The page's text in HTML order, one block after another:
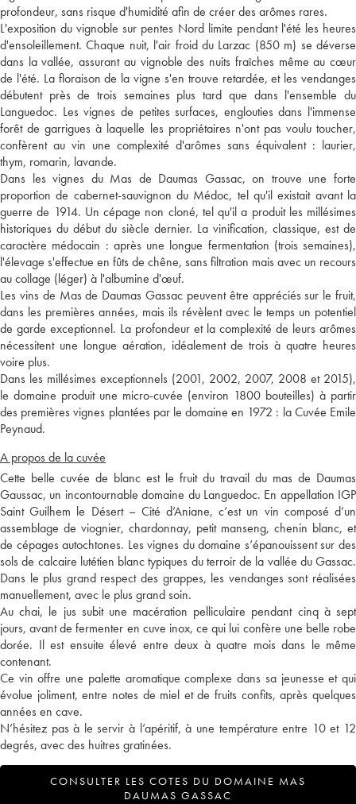
profondeur, sans risque d'humidité afin de créer des arômes rares.
L'exposition du vignoble sur pentes Nord limite pendant l'été les heures
d'ensoleillement. Chaque nuit, l'air froid du Larzac (850 m) se déverse
dans la vallée, assurant au vignoble des nuits fraîches même au cœur
de l'été. La floraison de la vigne s'en trouve retardée, et les vendanges
débutent près de trois semaines plus tard que dans l'ensemble du
Languedoc. Les vignes de petites surfaces, englouties dans l'immense
forêt de garrigues à laquelle les propriétaires n'ont pas voulu toucher,
confèrent au vin une complexité d'arômes sans équivalent : laurier,
thym, romarin, lavande.
Dans les vignes du Mas de Daumas Gassac, on trouve une forte
proportion de cabernet-sauvignon du Médoc, tel qu'il existait avant la
guerre de 1914. Un cépage non cloné, tel qu'il a produit les millésimes
historiques du début du siècle dernier. La vinification, classique, est de
caractère médocain : après une longue fermentation (trois semaines),
l'élevage s'effectue en fûts de chêne, sans filtration mais avec un recours
au collage (léger) à l'albumine d'œuf.
Les vins de Mas de Daumas Gassac peuvent être appréciés sur le fruit,
dans les premières années, mais ils révèlent avec le temps un potentiel
de garde exceptionnel. La profondeur et la complexité de leurs arômes
nécessitent une longue aération, idéalement de trois à quatre heures
voire plus.
Dans les millésimes exceptionnels (2001, 2002, 2007, 2008 et 2015),
le domaine produit une micro-cuvée (environ 1800 bouteilles) à partir
des premières vignes plantées par le domaine en 1972 : la Cuvée Emile
Peynaud.
A propos de la cuvée
Cette belle cuvée de blanc est le fruit du travail du mas de Daumas
Gaussac, un incontournable domaine du Languedoc. En appellation IGP
Saint Guilhem le Désert – Cité d’Aniane, c’est un vin composé d’un
assemblage de viognier, chardonnay, petit manseng, chenin blanc, et
de cépages autochtones. Les vignes du domaine s’épanouissent sur des
sols de calcaire lutétien blanc typiques du terroir de la vallée du Gassac.
Dans le plus grand respect des grappes, les vendanges sont réalisées
manuellement, avec le plus grand soin.
Au chai, le jus subit une macération pelliculaire pendant cinq à sept
jours, avant de fermenter en cuve inox, ce qui lui confère une belle robe
dorée. Il est ensuite élevé entre deux à quatre mois dans le même
contenant.
Ce vin offre une palette aromatique complexe dans sa jeunesse et qui
évolue joliment, entre notes de miel et de fruits confits, après quelques
années en cave.
N’hésitez pas à le servir à l’apéritif, à une température entre 10 et 12
degrés, avec des huitres gratinées.
CONSULTER LES COTES DU DOMAINE MAS
DAUMAS GASSAC